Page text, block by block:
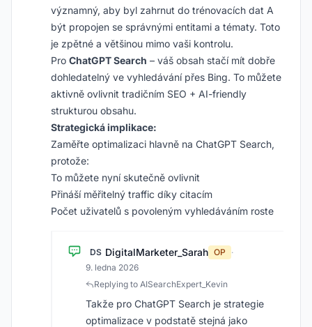
významný, aby byl zahrnut do trénovacích dat A
být propojen se správnými entitami a tématy. Toto
je zpětné a většinou mimo vaši kontrolu.
Pro ChatGPT Search – váš obsah stačí mít dobře
dohledatelný ve vyhledávání přes Bing. To můžete
aktivně ovlivnit tradičním SEO + AI-friendly
strukturou obsahu.
Strategická implikace:
Zaměřte optimalizaci hlavně na ChatGPT Search,
protože:
To můžete nyní skutečně ovlivnit
Přináší měřitelný traffic díky citacím
Počet uživatelů s povoleným vyhledáváním roste
DS DigitalMarketer_Sarah OP
·
9. ledna 2026
Replying to AISearchExpert_Kevin
Takže pro ChatGPT Search je strategie
optimalizace v podstatě stejná jako